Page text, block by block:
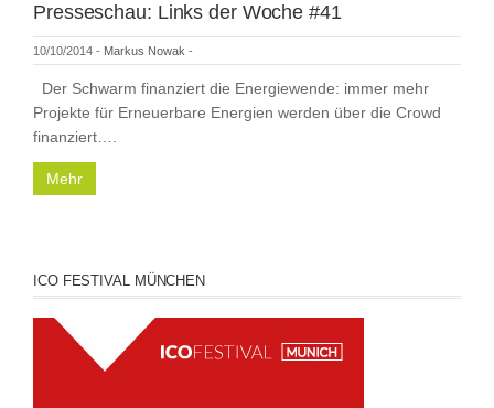
Presseschau: Links der Woche #41
10/10/2014 - Markus Nowak -
Der Schwarm finanziert die Energiewende: immer mehr
Projekte für Erneuerbare Energien werden über die Crowd
finanziert….
Mehr
ICO FESTIVAL MÜNCHEN